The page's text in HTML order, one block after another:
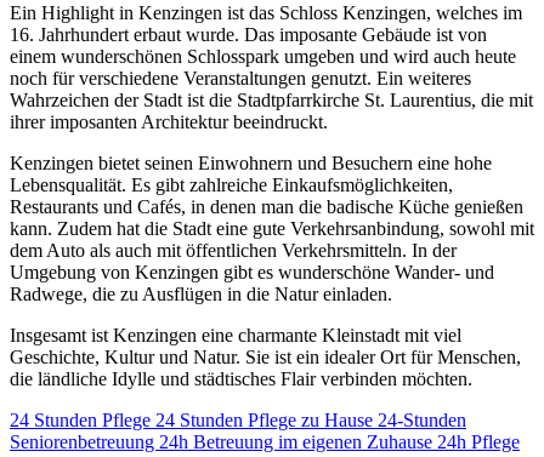
Ein Highlight in Kenzingen ist das Schloss Kenzingen, welches im
16. Jahrhundert erbaut wurde. Das imposante Gebäude ist von
einem wunderschönen Schlosspark umgeben und wird auch heute
noch für verschiedene Veranstaltungen genutzt. Ein weiteres
Wahrzeichen der Stadt ist die Stadtpfarrkirche St. Laurentius, die mit
ihrer imposanten Architektur beeindruckt.
Kenzingen bietet seinen Einwohnern und Besuchern eine hohe
Lebensqualität. Es gibt zahlreiche Einkaufsmöglichkeiten,
Restaurants und Cafés, in denen man die badische Küche genießen
kann. Zudem hat die Stadt eine gute Verkehrsanbindung, sowohl mit
dem Auto als auch mit öffentlichen Verkehrsmitteln. In der
Umgebung von Kenzingen gibt es wunderschöne Wander- und
Radwege, die zu Ausflügen in die Natur einladen.
Insgesamt ist Kenzingen eine charmante Kleinstadt mit viel
Geschichte, Kultur und Natur. Sie ist ein idealer Ort für Menschen,
die ländliche Idylle und städtisches Flair verbinden möchten.
24 Stunden Pflege 24 Stunden Pflege zu Hause 24-Stunden
Seniorenbetreuung 24h Betreuung im eigenen Zuhause 24h Pflege